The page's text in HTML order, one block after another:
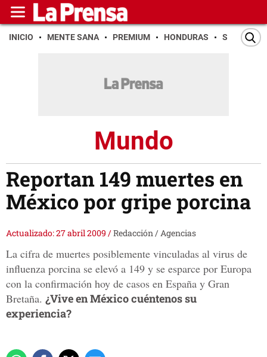
INICIO MENTE SANA PREMIUM HONDURAS SAN PEDRO
Mundo
Reportan 149 muertes en
México por gripe porcina
Actualizado: 27 abril 2009 /Redacción / Agencias
La cifra de muertes posiblemente vinculadas al virus de
influenza porcina se elevó a 149 y se esparce por Europa
con la confirmación hoy de casos en España y Gran
Bretaña. ¿Vive en México cuéntenos su
experiencia?